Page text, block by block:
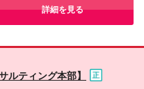
タートしたいなら、万全のサポート体
ジしてみてはいかがでしょうか。
詳細を見る
ルティング本部】